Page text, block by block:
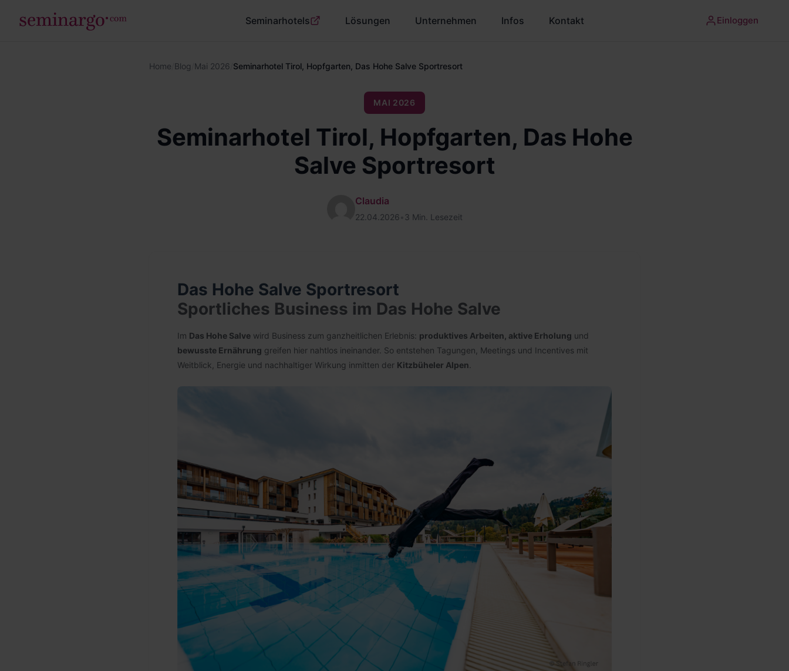
Seminarhotels Lösungen Unternehmen Infos Kontakt Einloggen
Home Blog Mai 2026 Seminarhotel Tirol, Hopfgarten, Das Hohe Salve Sportresort
MAI 2026
Seminarhotel Tirol, Hopfgarten, Das Hohe
Salve Sportresort
Claudia
22.04.2026 3 Min. Lesezeit
Das Hohe Salve Sportresort
Sportliches Business im Das Hohe Salve
Im Das Hohe Salve wird Business zum ganzheitlichen Erlebnis: produktives Arbeiten, aktive Erholung und
bewusste Ernährung greifen hier nahtlos ineinander. So entstehen Tagungen, Meetings und Incentives mit
Weitblick, Energie und nachhaltiger Wirkung inmitten der Kitzbüheler Alpen